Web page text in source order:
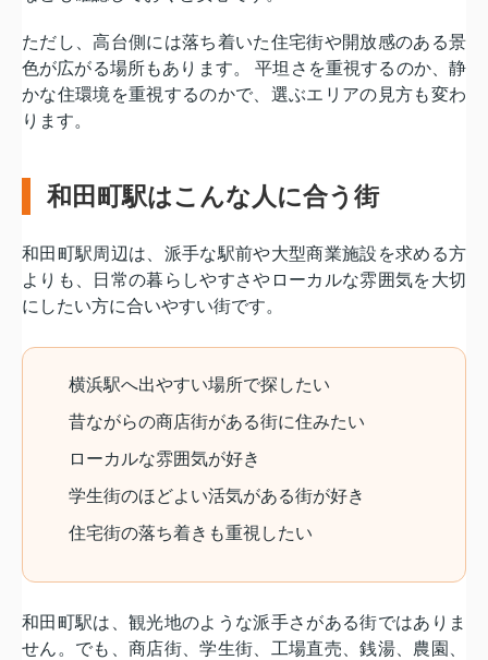
ただし、高台側には落ち着いた住宅街や開放感のある景
色が広がる場所もあります。 平坦さを重視するのか、静
かな住環境を重視するのかで、選ぶエリアの見方も変わ
ります。
和田町駅はこんな人に合う街
和田町駅周辺は、派手な駅前や大型商業施設を求める方
よりも、日常の暮らしやすさやローカルな雰囲気を大切
にしたい方に合いやすい街です。
横浜駅へ出やすい場所で探したい
昔ながらの商店街がある街に住みたい
ローカルな雰囲気が好き
学生街のほどよい活気がある街が好き
住宅街の落ち着きも重視したい
和田町駅は、観光地のような派手さがある街ではありま
せん。でも、商店街、学生街、工場直売、銭湯、農園、